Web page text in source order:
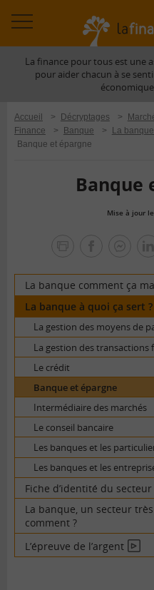
àLa finance pour tous est une
pour aider chacun à se
Accueil > Décryptages >
Finance
> Banque > La
Banque et épargne
Banque
Mise à jour
tous
La banque comment ça
La banque à quoi ça sert ?
La gestion des moyens de
La gestion des transactions
Le crédit
Banque et épargne
Intermédiaire des marchés
Le conseil bancaire
Les banques et les
Les banques et les
Fiche d’identité du
La banque, un secteur
comment ?
L’épreuve de l’argentEn